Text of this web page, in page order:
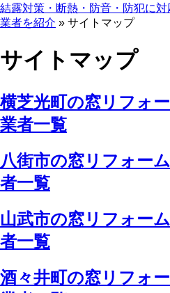
結露対策・断熱・防音・防犯に
業者を紹介 » サイトマップ
サイトマップ
横芝光町の窓リフォ
業者一覧
八街市の窓リフォー
者一覧
山武市の窓リフォー
者一覧
酒々井町の窓リフォ